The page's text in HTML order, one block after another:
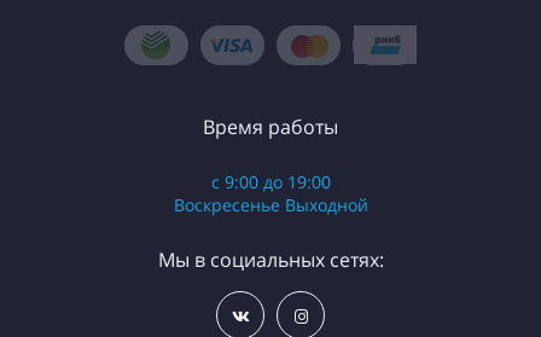
Время работы
с 9:00 до 19:00
Воскресенье Выходной
Мы в социальных сетях: